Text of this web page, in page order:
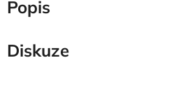
Popis
Diskuze